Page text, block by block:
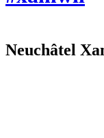
Neuchâtel